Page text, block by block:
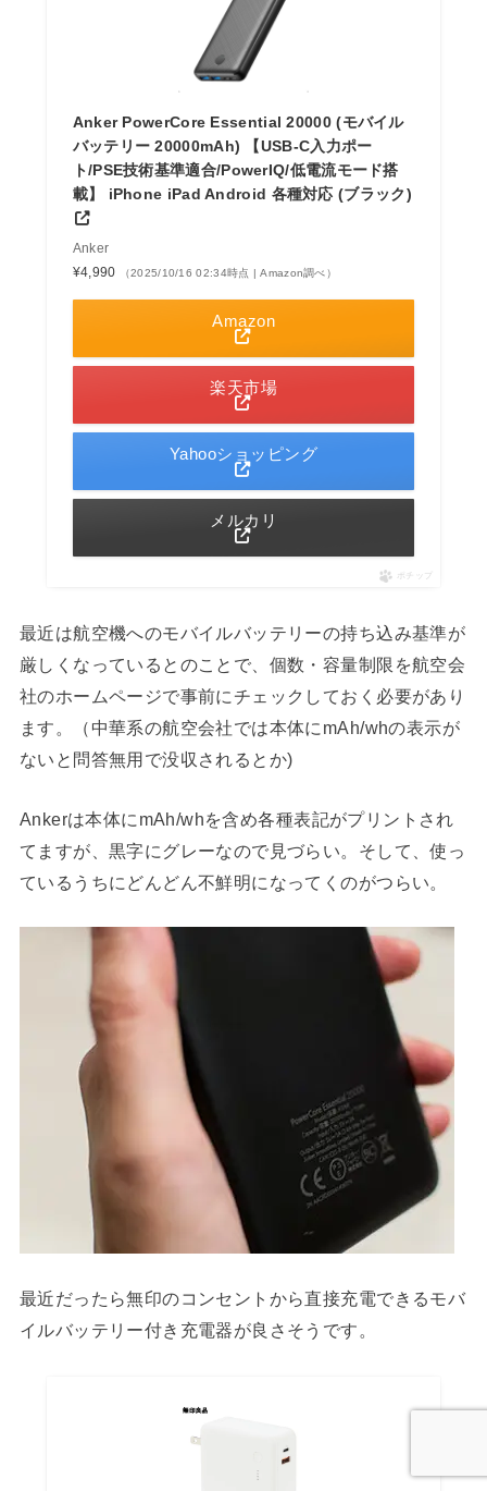
Anker PowerCore Essential 20000 (モバイル
バッテリー 20000mAh) 【USB-C入力ポー
ト/PSE技術基準適合/PowerIQ/低電流モード搭
載】 iPhone iPad Android 各種対応 (ブラック)
Anker
¥4,990
（2025/10/16 02:34時点 | Amazon調べ）
Amazon
楽天市場
Yahooショッピング
メルカリ
ポチップ
最近は航空機へのモバイルバッテリーの持ち込み基準が
厳しくなっているとのことで、個数・容量制限を航空会
社のホームページで事前にチェックしておく必要があり
ます。（中華系の航空会社では本体にmAh/whの表示が
ないと問答無用で没収されるとか)
Ankerは本体にmAh/whを含め各種表記がプリントされ
てますが、黒字にグレーなので見づらい。そして、使っ
ているうちにどんどん不鮮明になってくのがつらい。
最近だったら無印のコンセントから直接充電できるモバ
イルバッテリー付き充電器が良さそうです。